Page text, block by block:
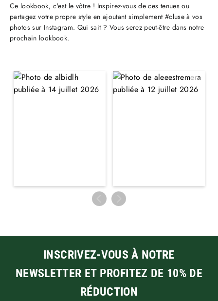
Ce lookbook, c'est le vôtre ! Inspirez-vous de ces tenues ou
partagez votre propre style en ajoutant simplement #cluse à vos
photos sur Instagram. Qui sait ? Vous serez peut-être dans notre
prochain lookbook.
INSCRIVEZ-VOUS À NOTRE
NEWSLETTER ET PROFITEZ DE 10% DE
RÉDUCTION